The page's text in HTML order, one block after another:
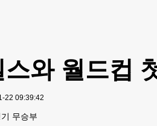
와 월드컵
22 09:39:42
무승부